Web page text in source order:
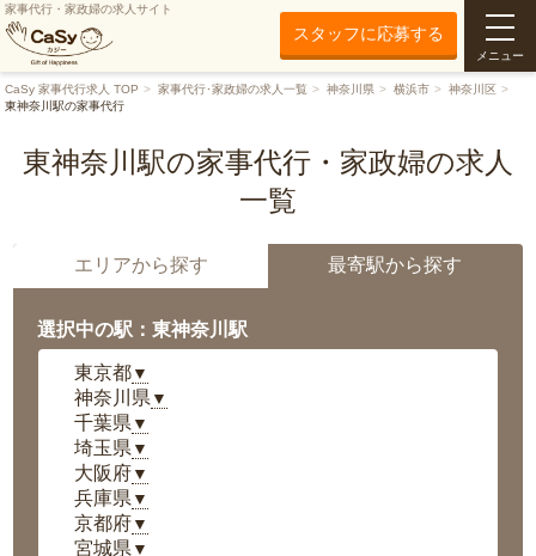
家事代行・家政婦の求人サイト
スタッフに応募する
メニュー
CaSy 家事代行求人 TOP 家事代行･家政婦の求人一覧 神奈川県 横浜市
神奈川区
東神奈川駅の家事代行
東神奈川駅の家事代行・家政婦の求人
一覧
エリアから探す 最寄駅から探す
選択中の駅：東神奈川駅
東京都▼
神奈川県 ▼
千葉県 ▼
埼玉県 ▼
大阪府▼
兵庫県 ▼
京都府▼
宮城県 ▼